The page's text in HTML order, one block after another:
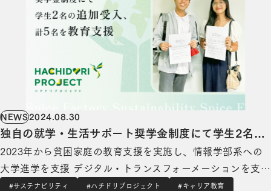
NEWS2024.08.30
独自の就学・生活サポート奨学金制度にて学生2名の
追加受入、計5名を教育支援
2023年から貧困家庭の教育支援を実施し、情報学部系への
大学進学を支援 デジタル・トランスフォーメーションを⽀
援するスパイスファクトリー株式会社（本社：東京都港区、
#サステナビリティ #ハチドリプロジェクト #キャリア教育